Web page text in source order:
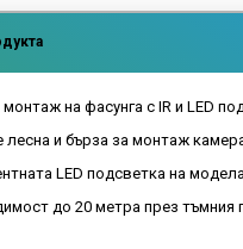
на фасунга с IR и LED
лесна и бърза за монтаж
LED подсветка на
до 20 метра през тъмния